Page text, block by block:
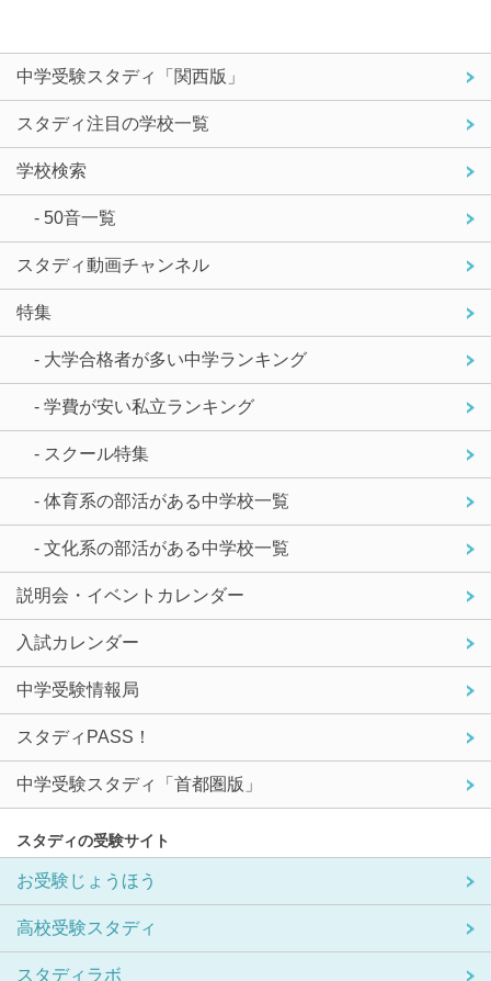
中学受験スタディ「関西版」
スタディ注目の学校一覧
学校検索
- 50音一覧
スタディ動画チャンネル
特集
- 大学合格者が多い中学ランキング
- 学費が安い私立ランキング
- スクール特集
- 体育系の部活がある中学校一覧
- 文化系の部活がある中学校一覧
説明会・イベントカレンダー
入試カレンダー
中学受験情報局
スタディPASS！
中学受験スタディ「首都圏版」
スタディの受験サイト
お受験じょうほう
高校受験スタディ
スタディラボ